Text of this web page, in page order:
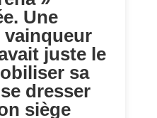
Une
vainqueur
juste le
sa
dresser
siège